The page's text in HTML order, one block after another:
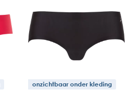
onzichtbaar onder kleding